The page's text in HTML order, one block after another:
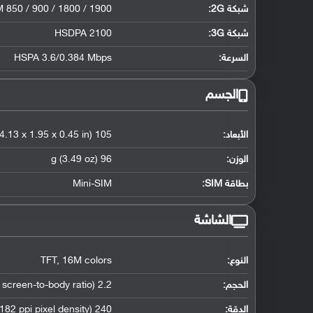
شبكة 2G: 850 / 900 / 1800 / 1900
شبكة 3G :
HSDPA 2100
السرعة: HSPA 3.6/0.384 Mbps
الجسم
الأبعاد: 105 x 49.5 x 11.5 mm (4.13 x 1.95 x 0.45 in)
الوزن: 96 g (3.49 oz)
بطاقة SIM: Mini-SIM
الشاشة
النوع: TFT, 16M colors
الحجم: 2.2 inches (~28.8% screen-to-body ratio)
الدقة: 240 x 320 pixels (~182 ppi pixel density)